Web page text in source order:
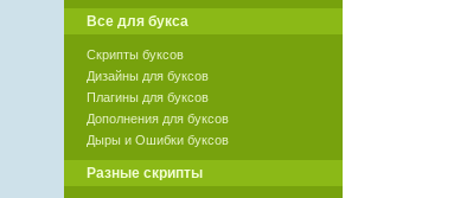
Все для букса
Скрипты буксов
Дизайны для буксов
Плагины для буксов
Дополнения для буксов
Дыры и Ошибки буксов
Разные скрипты